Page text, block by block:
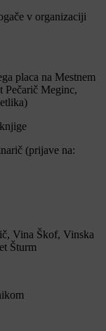
v organizaciji
placa na Mestnem
Pečarič Meginc,
(prijave na:
Vina Škof, Vinska
Šturm